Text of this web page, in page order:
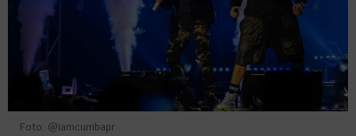
Foto: @iamcumbapr